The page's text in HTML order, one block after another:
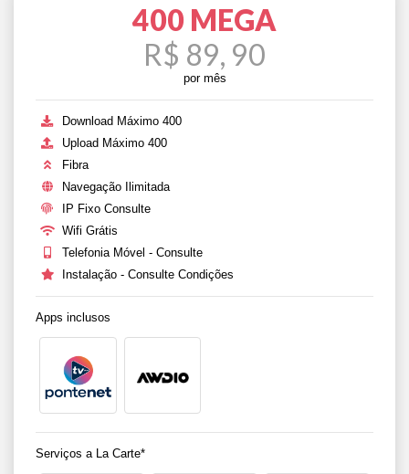
400 MEGA
R$ 89, 90
por mês
Download Máximo 400
Upload Máximo 400
Fibra
Navegação Ilimitada
IP Fixo Consulte
Wifi Grátis
Telefonia Móvel - Consulte
Instalação - Consulte Condições
Apps inclusos
Serviços a La Carte*